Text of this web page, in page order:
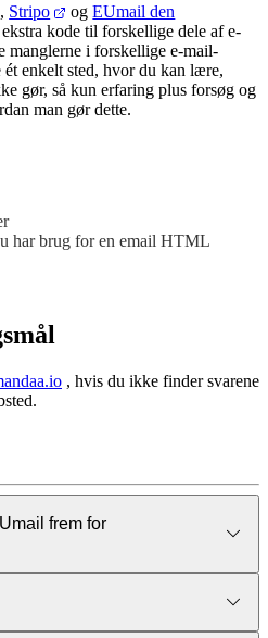
, Stripo ogEUmail den
kode til forskellige dele af e-
i forskellige e-mail-
enkelt sted, hvor du kan lære,
gør, så kun erfaring plus forsøg og
man gør dette.
har brug for en email HTML
, hvis du ikke finder svarene
frem for
nogle virkelig gode